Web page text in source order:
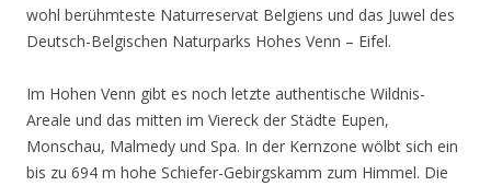
wohl berühmteste Naturreservat Belgiens und das Juwel des
Deutsch-Belgischen Naturparks Hohes Venn – Eifel.
Im Hohen Venn gibt es noch letzte authentische Wildnis-
Areale und das mitten im Viereck der Städte Eupen,
Monschau, Malmedy und Spa. In der Kernzone wölbt sich ein
bis zu 694 m hohe Schiefer-Gebirgskamm zum Himmel. Die